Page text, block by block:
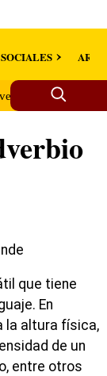
SOCIALES
la interjección
que tiene
En
la altura física,
de un
entre otros